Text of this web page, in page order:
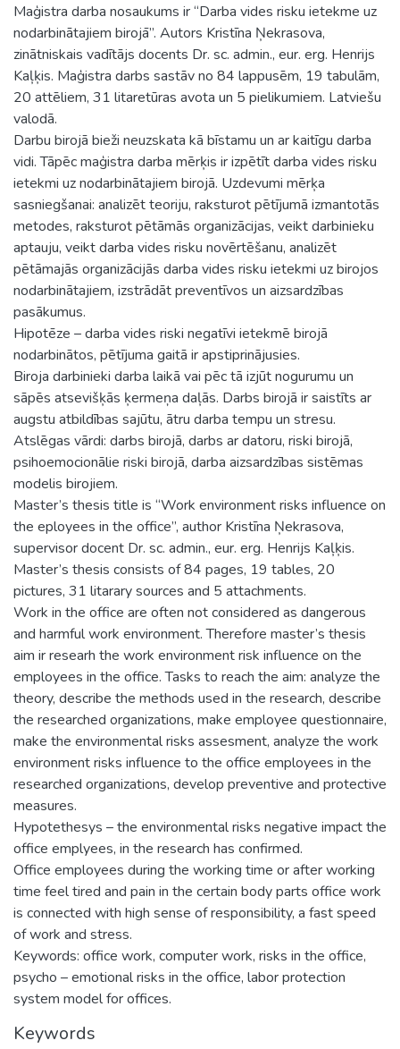
Maģistra darba nosaukums ir “Darba vides risku ietekme uz
nodarbinātajiem birojā”. Autors Kristīna Ņekrasova,
zinātniskais vadītājs docents Dr. sc. admin., eur. erg. Henrijs
Kaļķis. Maģistra darbs sastāv no 84 lappusēm, 19 tabulām,
20 attēliem, 31 litaretūras avota un 5 pielikumiem. Latviešu
valodā.
Darbu birojā bieži neuzskata kā bīstamu un ar kaitīgu darba
vidi. Tāpēc maģistra darba mērķis ir izpētīt darba vides risku
ietekmi uz nodarbinātajiem birojā. Uzdevumi mērķa
sasniegšanai: analizēt teoriju, raksturot pētījumā izmantotās
metodes, raksturot pētāmās organizācijas, veikt darbinieku
aptauju, veikt darba vides risku novērtēšanu, analizēt
pētāmajās organizācijās darba vides risku ietekmi uz birojos
nodarbinātajiem, izstrādāt preventīvos un aizsardzības
pasākumus.
Hipotēze – darba vides riski negatīvi ietekmē birojā
nodarbinātos, pētījuma gaitā ir apstiprinājusies.
Biroja darbinieki darba laikā vai pēc tā izjūt nogurumu un
sāpēs atsevišķās ķermeņa daļās. Darbs birojā ir saistīts ar
augstu atbildības sajūtu, ātru darba tempu un stresu.
Atslēgas vārdi: darbs birojā, darbs ar datoru, riski birojā,
psihoemocionālie riski birojā, darba aizsardzības sistēmas
modelis birojiem.
Master’s thesis title is “Work environment risks influence on
the eployees in the office”, author Kristīna Ņekrasova,
supervisor docent Dr. sc. admin., eur. erg. Henrijs Kaļķis.
Master’s thesis consists of 84 pages, 19 tables, 20
pictures, 31 litarary sources and 5 attachments.
Work in the office are often not considered as dangerous
and harmful work environment. Therefore master’s thesis
aim ir researh the work environment risk influence on the
employees in the office. Tasks to reach the aim: analyze the
theory, describe the methods used in the research, describe
the researched organizations, make employee questionnaire,
make the environmental risks assesment, analyze the work
environment risks influence to the office employees in the
researched organizations, develop preventive and protective
measures.
Hypotethesys – the environmental risks negative impact the
office emplyees, in the research has confirmed.
Office employees during the working time or after working
time feel tired and pain in the certain body parts office work
is connected with high sense of responsibility, a fast speed
of work and stress.
Keywords: office work, computer work, risks in the office,
psycho – emotional risks in the office, labor protection
system model for offices.
Keywords